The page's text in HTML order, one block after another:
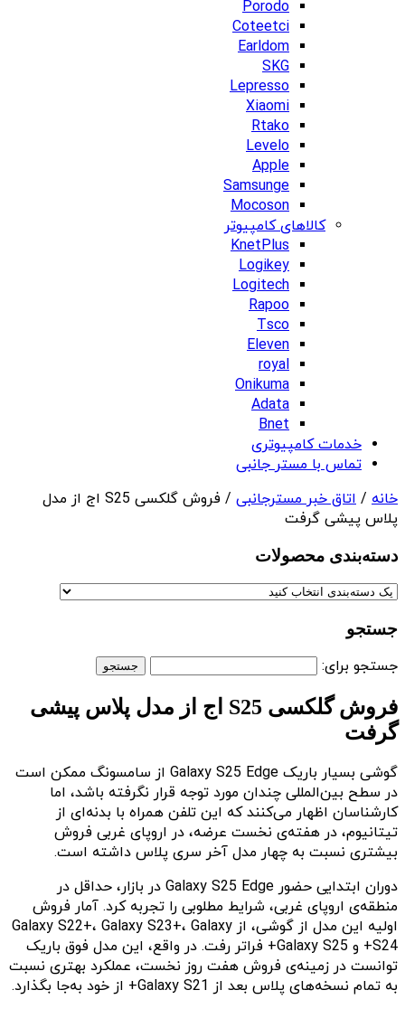
Porodo
Coteetci
Earldom
SKG
Lepresso
Xiaomi
Rtako
Levelo
Apple
Samsunge
Mocoson
کالاهای کامپیوتر
KnetPlus
Logikey
Logitech
Rapoo
Tsco
Eleven
royal
Onikuma
Adata
Bnet
خدمات کامپیوتری
تماس با مستر جانبی
خانه / اتاق خبر مسترجانبی
/ فروش گلکسی S25 اج از مدل
پلاس پیشی گرفت
دسته‌بندی‌ محصولات
جستجو
جستجو برای:
فروش گلکسی S25 اج از مدل پلاس پیشی
گرفت
گوشی بسیار باریک Galaxy S25 Edge از سامسونگ ممکن است
در سطح بین‌المللی چندان مورد توجه قرار نگرفته باشد، اما
کارشناسان اظهار می‌کنند که این تلفن همراه با بدنه‌ای از
تیتانیوم، در هفته‌ی نخست عرضه، در اروپای غربی فروش
بیشتری نسبت به چهار مدل آخر سری پلاس داشته است.
دوران ابتدایی حضور Galaxy S25 Edge در بازار، حداقل در
منطقه‌ی اروپای غربی، شرایط مطلوبی را تجربه کرد. آمار فروش
اولیه این مدل از گوشی، از Galaxy S22+، Galaxy S23+، Galaxy
S24+ و Galaxy S25+ فراتر رفت. در واقع، این مدل فوق باریک
توانست در زمینه‌ی فروش هفت روز نخست، عملکرد بهتری نسبت
به تمام نسخه‌های پلاس بعد از Galaxy S21+ از خود به‌جا بگذارد.